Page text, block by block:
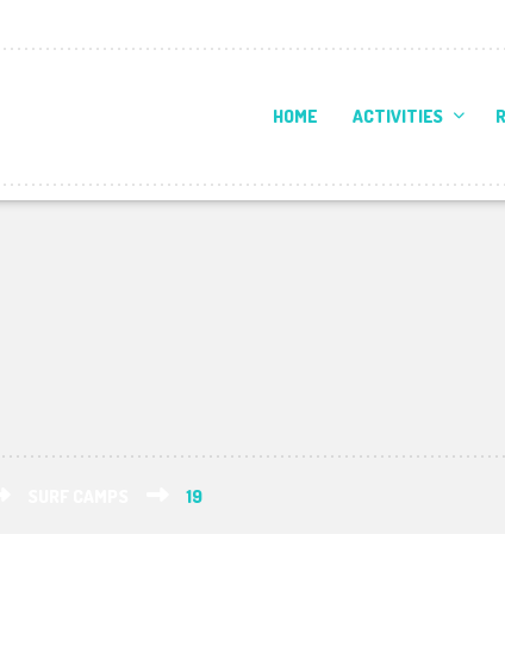
HOME ACTIVITIES
19